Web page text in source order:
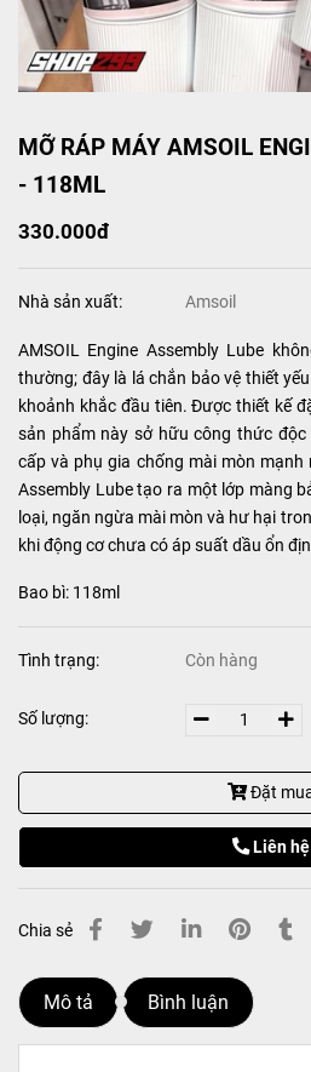
MỠ RÁP MÁY AMSOIL
- 118ML
330.000đ
Nhà sản xuất: Amsoil
AMSOIL Engine Assembly Lube
thường; đây là lá chắn bảo vệ thiết
khoảnh khắc đầu tiên. Được thiết kế
sản phẩm này sở hữu công thức
cấp và phụ gia chống mài mòn mạnh
Assembly Lube tạo ra một lớp màng
loại, ngăn ngừa mài mòn và hư hại
khi động cơ chưa có áp suất dầu ổn
Bao bì: 118ml
Tình trạng: Còn hàng
Số lượng:
Đặt
Liên hệ
Chia sẻ
Mô tả Bình luận